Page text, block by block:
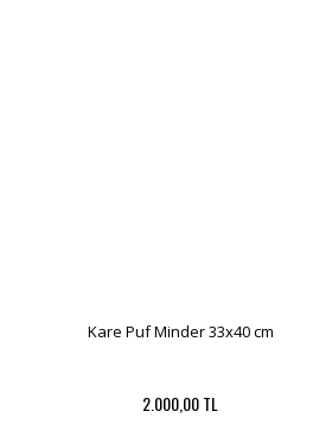
Kare Puf Minder 33x40 cm
2.000,00 TL